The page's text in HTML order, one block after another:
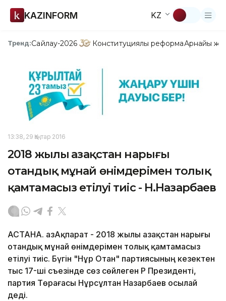
KAZINFORM KZ
Тренд:Сайлау-2026 Конституциялық реформаАрнайы
13:38, 29 Қаңтар 2016
2018 жылы Қазақстан нарығы
отандық мұнай өнімдерімен толық
қамтамасыз етілуі тиіс - Н.Назарбаев
АСТАНА. ҚазАқпарат - 2018 жылы Қазақстан нарығы
отандық мұнай өнімдерімен толық қамтамасыз
етілуі тиіс. Бүгін "Нұр Отан" партиясының кезектен
тыс 17-ші съезінде сөз сөйлеген ҚР Президенті,
партия Төрағасы Нұрсұлтан Назарбаев осылай
деді.